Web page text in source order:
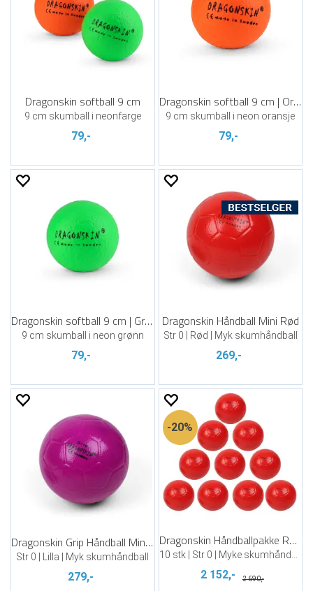
Dragonskin softball 9 cm
9 cm skumball i neonfarge
79,-
Dragonskin softball 9 cm | Orange
9 cm skumball i neon oransje
79,-
Dragonskin softball 9 cm | Grønn
9 cm skumball i neon grønn
79,-
Dragonskin Håndball Mini Rød
Str 0 | Rød | Myk skumhåndball
269,-
Dragonskin Grip Håndball Mini lilla
Str 0 | Lilla | Myk skumhåndball
279,-
20%
Dragonskin Håndballpakke Rød (10)
2 152,- 2 690,-